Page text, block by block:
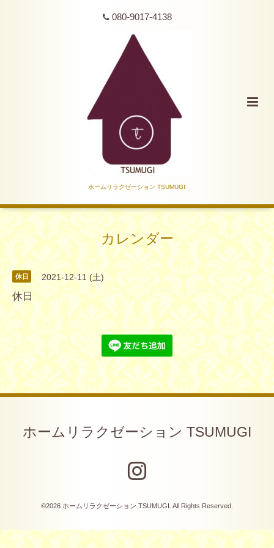
080-9017-4138
ホームリラクゼーション TSUMUGI
カレンダー
休日 2021-12-11 (土)
休日
ホームリラクゼーション TSUMUGI
©2026 ホームリラクゼーション TSUMUGI . All Rights Reserved.